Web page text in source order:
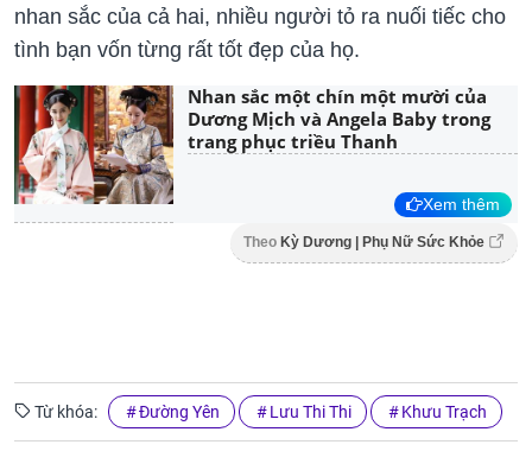
nhan sắc của cả hai, nhiều người tỏ ra nuối tiếc cho
tình bạn vốn từng rất tốt đẹp của họ.
Nhan sắc một chín một mười của
Dương Mịch và Angela Baby trong
trang phục triều Thanh
Xem thêm
Theo Kỳ Dương | Phụ Nữ Sức Khỏe
Từ khóa: Đường Yên Lưu Thi Thi Khưu Trạch